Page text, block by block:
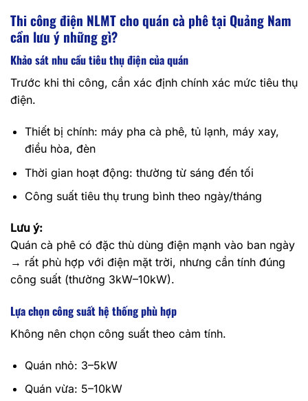
Thi công điện NLMT cho quán cà phê tại Quảng Nam
cần lưu ý những gì?
Khảo sát nhu cầu tiêu thụ điện của quán
Trước khi thi công, cần xác định chính xác mức tiêu thụ
điện.
Thiết bị chính: máy pha cà phê, tủ lạnh, máy xay,
điều hòa, đèn
Thời gian hoạt động: thường từ sáng đến tối
Công suất tiêu thụ trung bình theo ngày/tháng
Lưu ý:
Quán cà phê có đặc thù dùng điện mạnh vào ban ngày
→ rất phù hợp với điện mặt trời, nhưng cần tính đúng
công suất (thường 3kW–10kW).
Lựa chọn công suất hệ thống phù hợp
Không nên chọn công suất theo cảm tính.
Quán nhỏ: 3–5kW
Quán vừa: 5–10kW